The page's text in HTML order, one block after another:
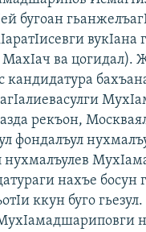
бугоан
вукIана
ва цогидал).
кандидатура
рекъон,
фондалъул
нухмалъулев
нахъе босун
ккун буго гьезул.